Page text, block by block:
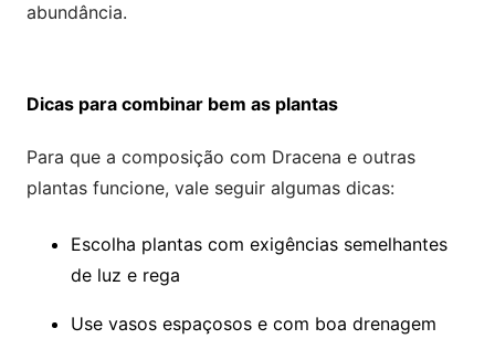
abundância.
Dicas para combinar bem as plantas
Para que a composição com Dracena e outras
plantas funcione, vale seguir algumas dicas:
Escolha plantas com exigências semelhantes
de luz e rega
Use vasos espaçosos e com boa drenagem